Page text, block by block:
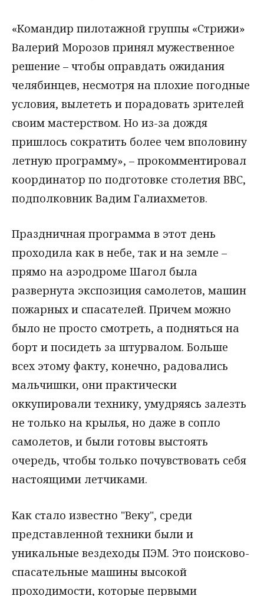
«Командир пилотажной группы «Стрижи»
Валерий Морозов принял мужественное
решение – чтобы оправдать ожидания
челябинцев, несмотря на плохие погодные
условия, вылететь и порадовать зрителей
своим мастерством. Но из-за дождя
пришлось сократить более чем вполовину
летную программу», – прокомментировал
координатор по подготовке столетия ВВС,
подполковник Вадим Галиахметов.
Праздничная программа в этот день
проходила как в небе, так и на земле –
прямо на аэродроме Шагол была
развернута экспозиция самолетов, машин
пожарных и спасателей. Причем можно
было не просто смотреть, а подняться на
борт и посидеть за штурвалом. Больше
всех этому факту, конечно, радовались
мальчишки, они практически
оккупировали технику, умудряясь залезть
не только на крылья, но даже в сопло
самолетов, и были готовы выстоять
очередь, чтобы только почувствовать себя
настоящими летчиками.
Как стало известно "Веку", среди
представленной техники были и
уникальные вездеходы ПЭМ. Это поисково-
спасательные машины высокой
проходимости, которые первыми